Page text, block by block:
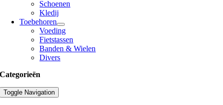
Schoenen
Kledij
Toebehoren
Voeding
Fietstassen
Banden & Wielen
Divers
Categorieën
Toggle Navigation